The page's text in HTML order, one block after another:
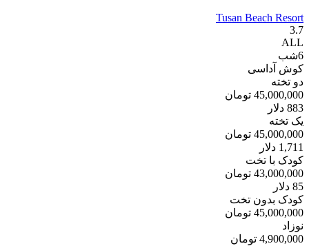
Tusan Beach Resort
3.7
ALL
6شب
کوش آداسی
دو تخته
45,000,000 تومان
883 دلار
یک تخته
45,000,000 تومان
1,711 دلار
کودک با تخت
43,000,000 تومان
85 دلار
کودک بدون تخت
45,000,000 تومان
نوزاد
4,900,000 تومان